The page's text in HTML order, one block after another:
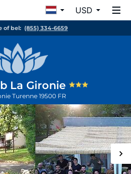
USD
of bel: (855) 334-6659
La Gironie
Turenne 19500 FR